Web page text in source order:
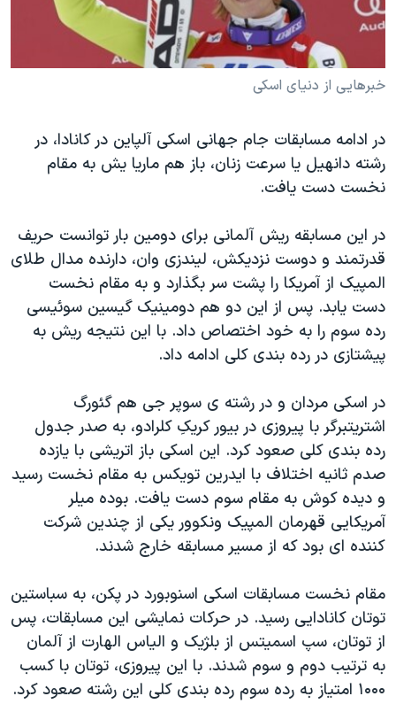
فرهنگ و زندگی
حقوق شهروندی
اقتصادی
اسرائیل در جنگ
گالری عکس
مستندها
انتخابات ریاست جمهوری آمریکا ۲۰۲۴
حمله جمهوری اسلامی به اسرائیل
ورزش زنان در ایران
اعتراضات زن، زندگی، آزادی
تریبونال مردمی آبان ۹۸
دادگاه حمید نوری
چهل سال گروگان‌گیری
قانون شفافیت دارائی کادر رهبری ایران
اعتراضات مردمی آبان ۹۸
اسرائیل در جنگ
نرگس محمدی برنده جایزه نوبل صلح
همایش محافظه‌کاران آمریکا «سی‌پک»
صفحه‌های ویژه
سفر پرزیدنت ترامپ به چین
دنبال کنید
زبانهای مختلف
خبرهایی از دنیای اسکی
در ادامه مسابقات جام جهانی اسکی آلپاین در کانادا، در
رشته دانهیل یا سرعت زنان، باز هم ماریا یش به مقام
نخست دست یافت.
در این مسابقه ریش آلمانی برای دومین بار توانست حریف
قدرتمند و دوست نزدیکش، لیندزی وان، دارنده مدال طلای
المپیک از آمریکا را پشت سر بگذارد و به مقام نخست
دست یابد. پس از این دو هم دومینیک گیسین سوئیسی
رده سوم را به خود اختصاص داد. با این نتیجه ریش به
پیشتازی در رده بندی کلی ادامه داد.
در اسکی مردان و در رشته ی سوپر جی هم گئورگ
اشتریتبرگر با پیروزی در بیور کریکِ کلرادو، به صدر جدول
رده بندی کلی صعود کرد. این اسکی باز اتریشی با یازده
صدم ثانیه اختلاف با ایدرین تویکس به مقام نخست رسید
و دیده کوش به مقام سوم دست یافت. بوده میلر
آمریکایی قهرمان المپیک ونکوور یکی از چندین شرکت
کننده ای بود که از مسیر مسابقه خارج شدند.
مقام نخست مسابقات اسکی اسنوبورد در پکن، به سباستین
توتان کانادایی رسید. در حرکات نمایشی این مسابقات، پس
از توتان، سپ اسمیتس از بلژیک و الیاس الهارت از آلمان
به ترتیب دوم و سوم شدند. با این پیروزی، توتان با کسب
۱۰۰۰ امتیاز به رده سوم رده بندی کلی این رشته صعود کرد.